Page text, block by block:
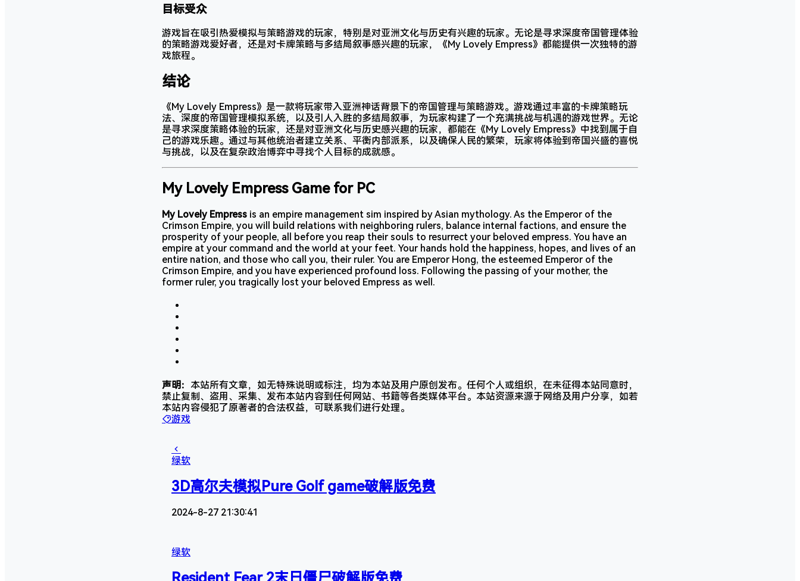
目标受众
游戏旨在吸引热爱模拟与策略游戏的玩家，特别是对亚洲文化与历史有兴趣的玩家。无论是寻求深度帝国管理体验
的策略游戏爱好者，还是对卡牌策略与多结局叙事感兴趣的玩家，《My Lovely Empress》都能提供一次独特的游
戏旅程。
结论
《My Lovely Empress》是一款将玩家带入亚洲神话背景下的帝国管理与策略游戏。游戏通过丰富的卡牌策略玩
法、深度的帝国管理模拟系统，以及引人入胜的多结局叙事，为玩家构建了一个充满挑战与机遇的游戏世界。无论
是寻求深度策略体验的玩家，还是对亚洲文化与历史感兴趣的玩家，都能在《My Lovely Empress》中找到属于自
己的游戏乐趣。通过与其他统治者建立关系、平衡内部派系，以及确保人民的繁荣，玩家将体验到帝国兴盛的喜悦
与挑战，以及在复杂政治博弈中寻找个人目标的成就感。
My Lovely Empress Game for PC
My Lovely Empress is an empire management sim inspired by Asian mythology. As the Emperor of the
Crimson Empire, you will build relations with neighboring rulers, balance internal factions, and ensure the
prosperity of your people, all before you reap their souls to resurrect your beloved empress. You have an
empire at your command and the world at your feet. Your hands hold the happiness, hopes, and lives of an
entire nation, and those who call you, their ruler. You are Emperor Hong, the esteemed Emperor of the
Crimson Empire, and you have experienced profound loss. Following the passing of your mother, the
former ruler, you tragically lost your beloved Empress as well.
声明： 本站所有文章，如无特殊说明或标注，均为本站及用户原创发布。任何个人或组织，在未征得本站同意时，
禁止复制、盗用、采集、发布本站内容到任何网站、书籍等各类媒体平台。本站资源来源于网络及用户分享，如若
本站内容侵犯了原著者的合法权益，可联系我们进行处理。
游戏
绿软
3D高尔夫模拟Pure Golf game破解版免费
2024-8-27 21:30:41
绿软